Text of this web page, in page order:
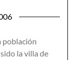
población
la villa de